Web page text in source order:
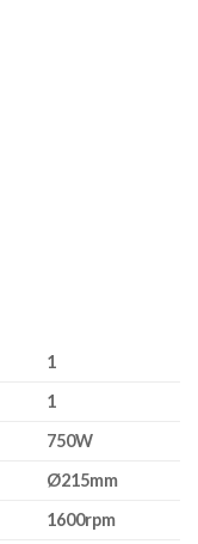
1
1
750W
Ø215mm
1600rpm